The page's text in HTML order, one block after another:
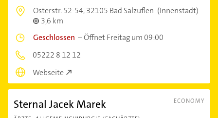
Osterstr. 52-54,32105 Bad Salzuflen (Innenstadt)
3,6 km
Geschlossen –Öffnet Freitag um 09:00
05222 8 12 12
Webseite
ECONOMY
Sternal Jacek Marek